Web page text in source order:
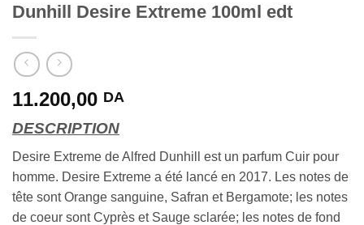
Dunhill Desire Extreme 100ml edt
11.200,00 DA
DESCRIPTION
Desire Extreme de Alfred Dunhill est un parfum Cuir pour
homme. Desire Extreme a été lancé en 2017. Les notes de
tête sont Orange sanguine, Safran et Bergamote; les notes
de coeur sont Cyprès et Sauge sclarée; les notes de fond